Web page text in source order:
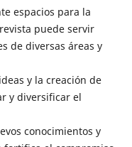
espacios para la
puede servir
de diversas áreas y
y la creación de
y diversificar el
conocimientos y